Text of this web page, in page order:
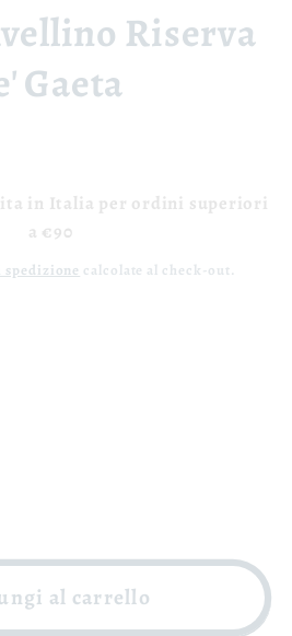
Riserva
Gaeta
in Italia per ordini superiori
a €90
spedizione calcolate al check-out.
al carrello